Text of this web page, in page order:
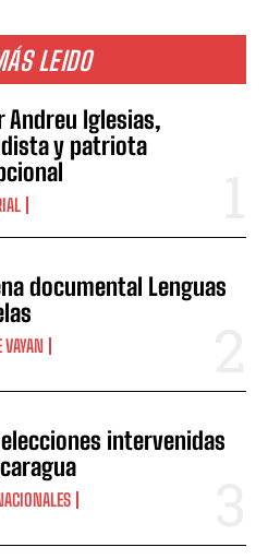
LEIDO
Andreu Iglesias,
y patriota
documental Lenguas
VAYAN
intervenidas